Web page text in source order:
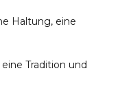
Haltung, eine
Tradition und